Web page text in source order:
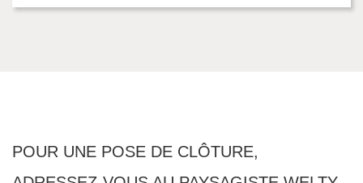
POUR UNE POSE DE CLÔTURE,